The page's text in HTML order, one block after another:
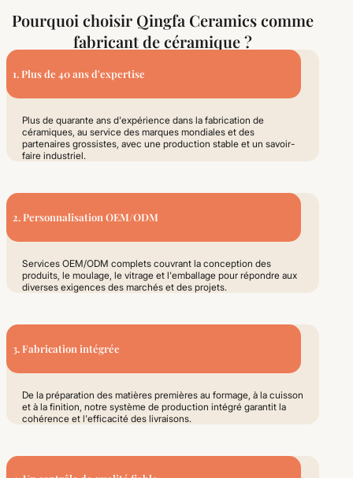
Pourquoi choisir Qingfa Ceramics comme
fabricant de céramique ?
1. Plus de 40 ans d'expertise
Plus de quarante ans d'expérience dans la fabrication de
céramiques, au service des marques mondiales et des
partenaires grossistes, avec une production stable et un savoir-
faire industriel.
2. Personnalisation OEM/ODM
Services OEM/ODM complets couvrant la conception des
produits, le moulage, le vitrage et l'emballage pour répondre aux
diverses exigences des marchés et des projets.
3. Fabrication intégrée
De la préparation des matières premières au formage, à la cuisson
et à la finition, notre système de production intégré garantit la
cohérence et l'efficacité des livraisons.